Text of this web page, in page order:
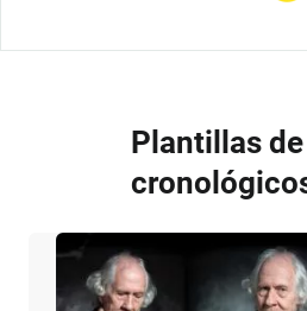
Plantillas